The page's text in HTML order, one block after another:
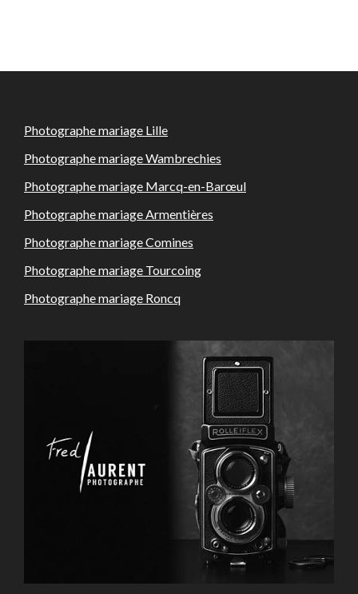
Photographe mariage Lille
Photographe mariage Wambrechies
Photographe mariage Marcq-en-Barœul
Photographe mariage Armentières
Photographe mariage Comines
Photographe mariage Tourcoing
Photographe mariage Roncq